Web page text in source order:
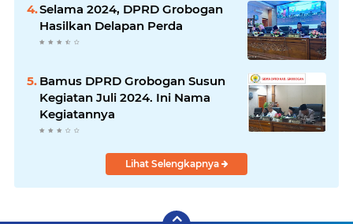
Selama 2024, DPRD Grobogan
Hasilkan Delapan Perda
Bamus DPRD Grobogan Susun
Kegiatan Juli 2024. Ini Nama
Kegiatannya
Lihat Selengkapnya